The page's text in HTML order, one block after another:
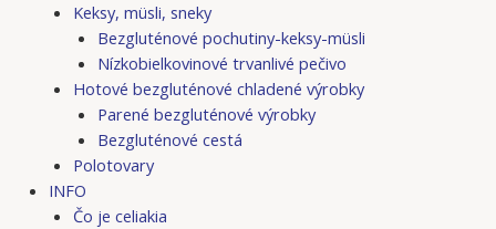
Keksy, müsli, sneky
Bezgluténové pochutiny-keksy-müsli
Nízkobielkovinové trvanlivé pečivo
Hotové bezgluténové chladené výrobky
Parené bezgluténové výrobky
Bezgluténové cestá
Polotovary
INFO
Čo je celiakia